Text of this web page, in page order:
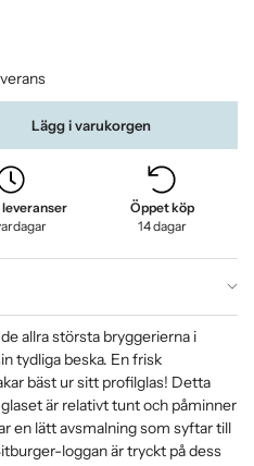
Lägg i varukorgen
leveranser
Öppet köp
14 dagar
allra största bryggerierna i
tydliga beska. En frisk
bäst ur sitt profilglas! Detta
är relativt tunt och påminner
en lätt avsmalning som syftar till
loggan är tryckt på dess